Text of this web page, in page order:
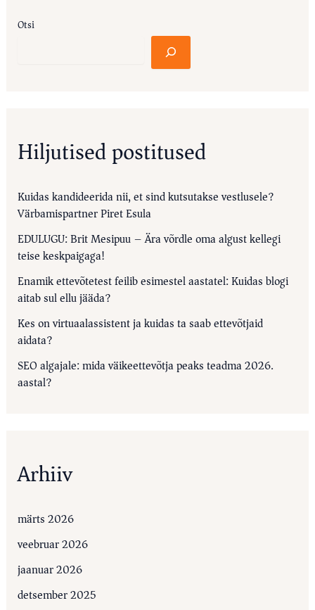
Otsi
Hiljutised postitused
Kuidas kandideerida nii, et sind kutsutakse vestlusele?
Värbamispartner Piret Esula
EDULUGU: Brit Mesipuu – Ära võrdle oma algust kellegi
teise keskpaigaga!
Enamik ettevõtetest feilib esimestel aastatel: Kuidas blogi
aitab sul ellu jääda?
Kes on virtuaalassistent ja kuidas ta saab ettevõtjaid
aidata?
SEO algajale: mida väikeettevõtja peaks teadma 2026.
aastal?
Arhiiv
märts 2026
veebruar 2026
jaanuar 2026
detsember 2025